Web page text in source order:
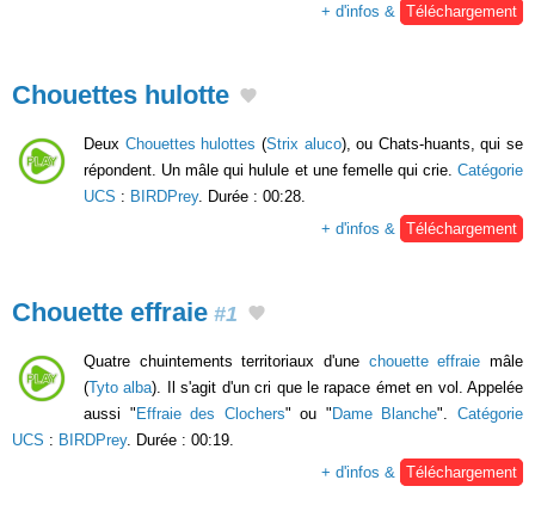
+ d'infos & Téléchargement
Chouettes hulotte
Deux Chouettes hulottes (Strix aluco), ou Chats-huants, qui se
répondent. Un mâle qui hulule et une femelle qui crie. Catégorie
UCS : BIRDPrey. Durée : 00:28.
+ d'infos &
Téléchargement
Chouette effraie #1
Quatre chuintements territoriaux d'une chouette effraie mâle
(Tyto alba). Il s'agit d'un cri que le rapace émet en vol. Appelée
aussi "Effraie des Clochers" ou "Dame Blanche".Catégorie
UCS : BIRDPrey. Durée : 00:19.
+ d'infos &
Téléchargement